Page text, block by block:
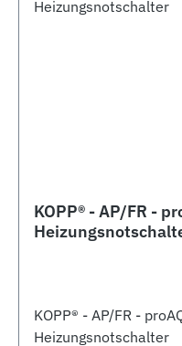
KOPP® - AP/FR -
KOPP® - AP/FR -
Heizungsnotschalter